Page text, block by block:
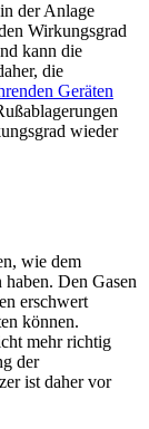
der Anlage
Wirkungsgrad
kann die
die
Geräten
wieder
wie dem
haben. Den Gasen
erschwert
können.
mehr richtig
der
ist daher vor